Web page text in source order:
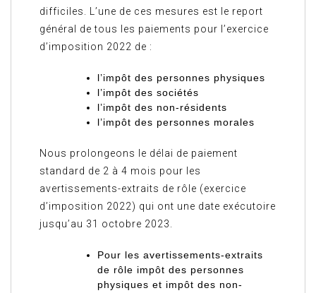
difficiles. L’une de ces mesures est le report
général de tous les paiements pour l’exercice
d’imposition 2022 de :
l’impôt des personnes physiques
l’impôt des sociétés
l’impôt des non-résidents
l’impôt des personnes morales
Nous prolongeons le délai de paiement
standard de 2 à 4 mois pour les
avertissements-extraits de rôle (exercice
d’imposition 2022) qui ont une date exécutoire
jusqu’au 31 octobre 2023.
Pour les avertissements-extraits
de rôle impôt des personnes
physiques et impôt des non-